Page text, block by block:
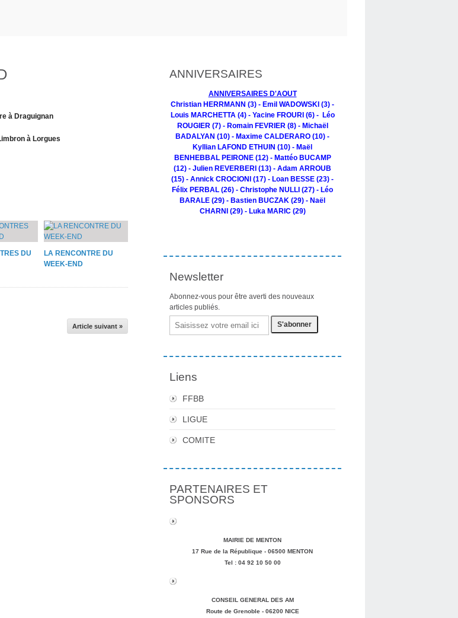
à Draguignan
à Lorgues
DU
LA RENCONTRE DU
WEEK-END
Article suivant »
ANNIVERSAIRES
ANNIVERSAIRES D'AOUT
Christian HERRMANN (3) - Emil WADOWSKI (3) -
Louis MARCHETTA (4) - Yacine FROURI (6) - Léo
ROUGIER (7) - Romain FEVRIER (8) - Michaël
BADALYAN (10) - Maxime CALDERARO (10) -
Kyllian LAFOND ETHUIN (10) - Maël
BENHEBBAL PEIRONE (12) - Mattéo BUCAMP
(12) - Julien REVERBERI (13) - Adam ARROUB
(15) - Annick CROCIONI (17) - Loan BESSE (23) -
Félix PERBAL (26) - Christophe NULLI (27) - Léo
BARALE (29) - Bastien BUCZAK (29) - Naël
CHARNI (29) - Luka MARIC (29)
Newsletter
Abonnez-vous pour être averti des nouveaux
articles publiés.
Email
Liens
FFBB
LIGUE
COMITE
PARTENAIRES ET
SPONSORS
MAIRIE DE MENTON
17 Rue de la République - 06500 MENTON
Tel : 04 92 10 50 00
CONSEIL GENERAL DES AM
Route de Grenoble - 06200 NICE